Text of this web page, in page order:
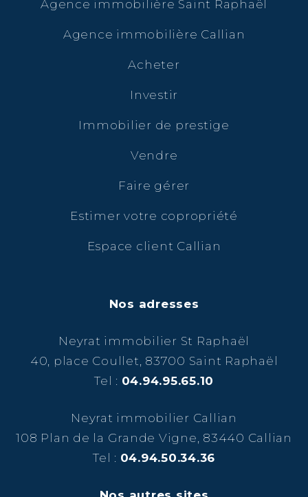
Agence immobilière Saint Raphaël
Agence immobilière Callian
Acheter
Investir
Immobilier de prestige
Vendre
Faire gérer
Estimer votre copropriété
Espace client Callian
Nos adresses
Neyrat immobilier St Raphaël
40, place Coullet, 83700 Saint Raphaël
Tel : 04.94.95.65.10
Neyrat immobilier Callian
108 Plan de la Grande Vigne, 83440 Callian
Tel : 04.94.50.34.36